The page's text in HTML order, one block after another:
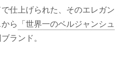
仕上げられた、そのエレガン
ら 「世界一のベルジャンシュ
ランド。